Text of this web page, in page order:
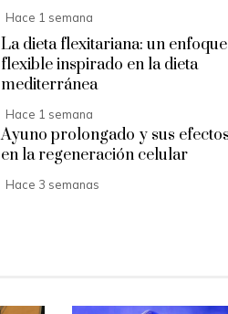
Hace 1 semana
La dieta flexitariana: un enfoque
flexible inspirado en la dieta
mediterránea
Hace 1 semana
Ayuno prolongado y sus
en la regeneración celular
Hace 3 semanas